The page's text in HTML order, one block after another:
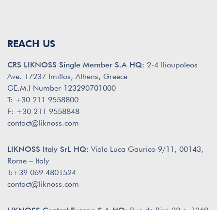
REACH US
CRS LIKNOSS Single Member S.A HQ: 2-4 Ilioupoleos
Ave. 17237 Imittos, Athens, Greece
GE.M.I Number 123290701000
T: +30 211 9558800
F: +30 211 9558848
contact@liknoss.com
LIKNOSS Italy SrL HQ: Viale Luca Gaurico 9/11, 00143,
Rome – Italy
T:+39 069 4801524
contact@liknoss.com